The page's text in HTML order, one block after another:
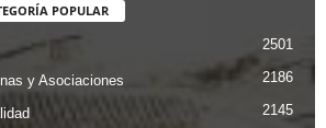
POPULAR
2501
y Asociaciones 2186
2145